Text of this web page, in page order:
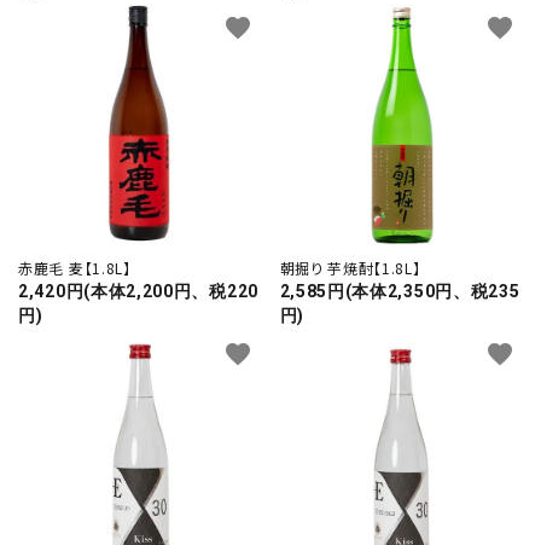
赤鹿毛 麦【1.8L】
2,420円(本体2,200円、税220
円)
favorite
朝掘り 芋焼酎【1.8L】
2,585円(本体2,350円、税235
円)
favorite
favorite favorite